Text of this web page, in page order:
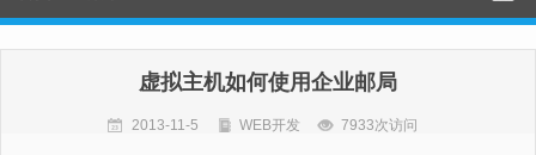
虚拟主机如何使用企业邮局
2013-11-5 WEB开发 7933次访问